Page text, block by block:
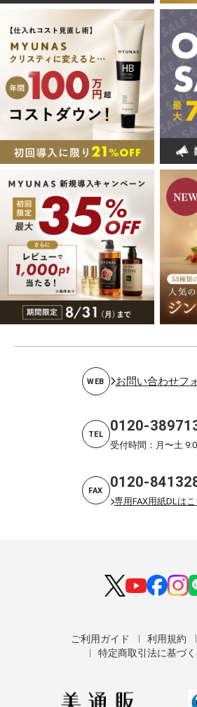
WEB お問い合わせフ
TEL 0120-
受付時間：月〜土
FAX 0120-
専用FAX用紙DLはこ
ご利用ガイド 利用規約
特定商取引法に基づ